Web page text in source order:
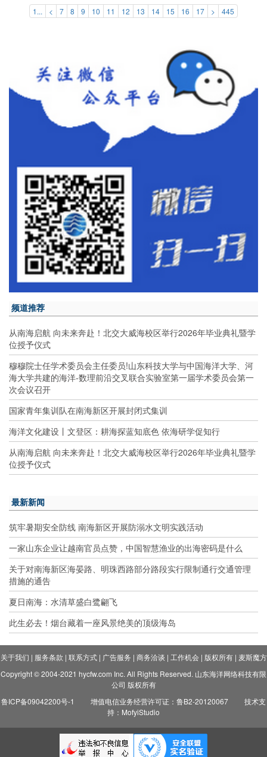
1... < 7 8 9 10 11 12 13 14 15 16 17 > 445
频道推荐
从南海启航 向未来奔赴！北交大威海校区举行2026年毕业典礼暨学
位授予仪式
穆穆院士任学术委员会主任委员!山东科技大学与中国海洋大学、河
海大学共建的海洋-数理前沿交叉联合实验室第一届学术委员会第一
次会议召开
国家青年集训队在南海新区开展封闭式集训
海洋文化建设丨文登区：耕海探蓝知底色 依海研学促知行
从南海启航 向未来奔赴！北交大威海校区举行2026年毕业典礼暨学
位授予仪式
最新新闻
筑牢暑期安全防线 南海新区开展防溺水文明实践活动
一家山东企业让越南官员点赞，中国智慧渔业的出海密码是什么
关于对南海新区海晏路、明珠西路部分路段实行限制通行交通管理
措施的通告
夏日南海：水清草盛白鹭翩飞
此生必去！烟台藏着一座风景绝美的顶级海岛
关于我们 | 服务条款 | 联系方式| 广告服务 | 商务洽谈 | 工作机会| 版权所有| 麦斯魔方
Copyright © 2004-2021 hycfw.com Inc. All Rights Reserved. 山东海洋网络科技有限
公司 版权所有
鲁ICP备09042200号-1
增值电信业务经营许可证：鲁B2-20120067
技术支
持：MofyiStudio